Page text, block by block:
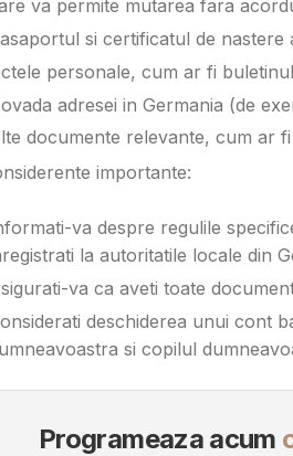
va permite mutarea fara
si certificatul de nastere
personale, cum ar fi
adresei in Germania (de
documente relevante, cum ar
importante:
va despre regulile
la autoritatile locale din
va ca aveti toate
deschiderea unui cont
si copilul
Programeaza acum